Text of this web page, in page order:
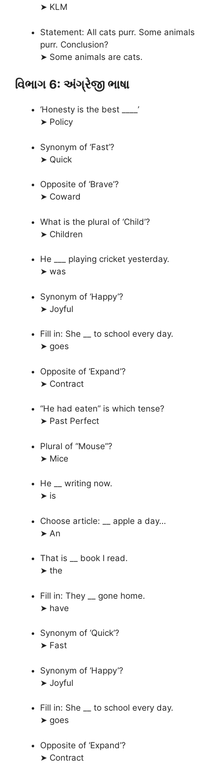
➤ KLM
Statement: All cats purr. Some animals
purr. Conclusion?
➤ Some animals are cats.
વિભાગ 6: અંગ્રેજી ભાષા
‘Honesty is the best ____’
➤ Policy
Synonym of ‘Fast’?
➤ Quick
Opposite of ‘Brave’?
➤ Coward
What is the plural of ‘Child’?
➤ Children
He ___ playing cricket yesterday.
➤ was
Synonym of ‘Happy’?
➤ Joyful
Fill in: She __ to school every day.
➤ goes
Opposite of ‘Expand’?
➤ Contract
“He had eaten” is which tense?
➤ Past Perfect
Plural of “Mouse”?
➤ Mice
He __ writing now.
➤ is
Choose article: __ apple a day…
➤ An
That is __ book I read.
➤ the
Fill in: They __ gone home.
➤ have
Synonym of ‘Quick’?
➤ Fast
Synonym of ‘Happy’?
➤ Joyful
Fill in: She __ to school every day.
➤ goes
Opposite of ‘Expand’?
➤ Contract